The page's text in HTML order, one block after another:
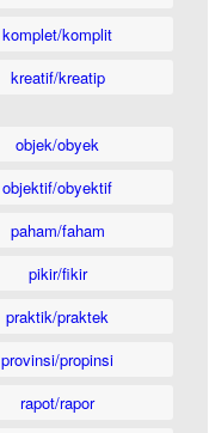
komplet/komplit
kreatif/kreatip
objek/obyek
objektif/obyektif
paham/faham
pikir/fikir
praktik/praktek
provinsi/propinsi
rapot/rapor